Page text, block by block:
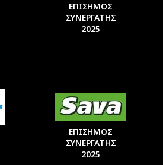
ΕΠΙΣΗΜΟΣ
ΣΥΝΕΡΓΑΤΗΣ
2025
ΕΠΙΣΗΜΟΣ
ΣΥΝΕΡΓΑΤΗΣ
2025